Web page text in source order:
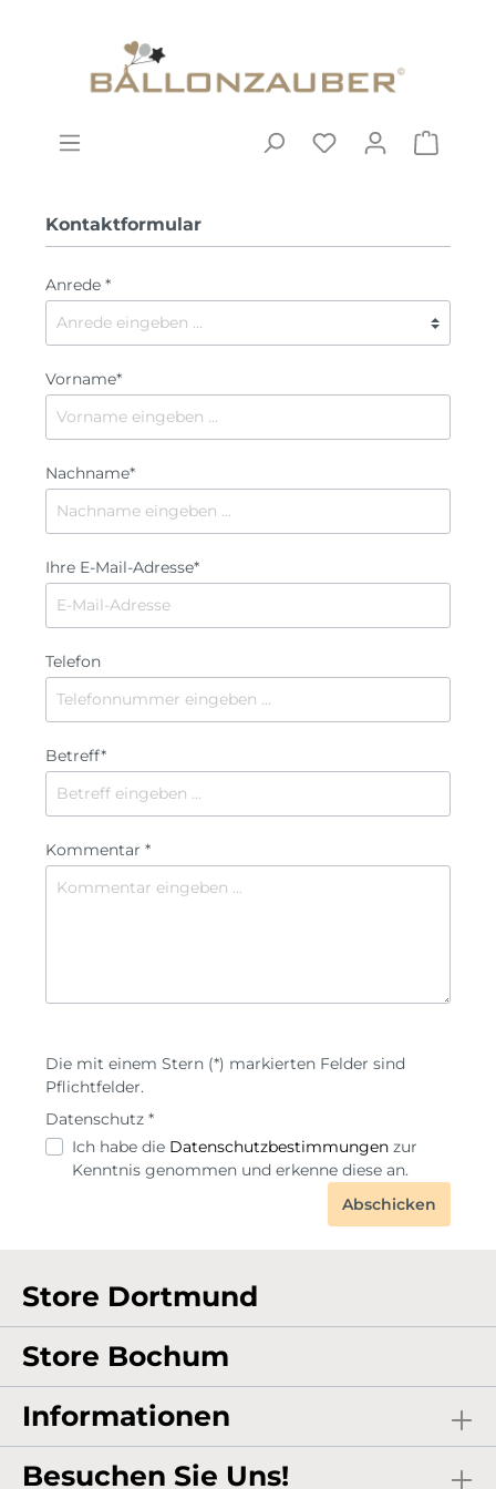
Kontaktformular
Anrede *
Vorname*
Nachname*
Ihre E-Mail-Adresse*
Telefon
Betreff*
Kommentar *
Die mit einem Stern (*) markierten Felder sind
Pflichtfelder.
Datenschutz *
Ich habe die Datenschutzbestimmungen zur
Kenntnis genommen und erkenne diese an.
Abschicken
Store Dortmund
Store Bochum
Informationen
Besuchen Sie Uns!